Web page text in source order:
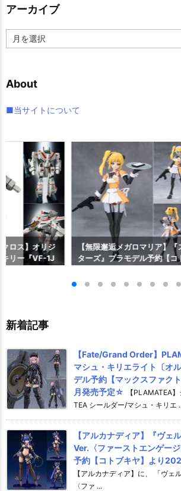
ー
アーカイブ
ー
ブ
About
■当サイトについて
ロス】オリジ
リー『VF-1J
【無限邂逅メガロマリア】『
ターズ』プラモデル予約【コ
予定♪
新着記事
【Fate/Grand Order】
マシュ・キリエライト〔オ
デル予約【マックスファク
月発売予定☆
【PLAMATEA
TEA シールダー/マシュ・キリエ
【アルカナディア】『ヴェ
Ver.〈ファーストエンゲー
予約【コトブキヤ】より
【アルカナディア】に、 「ヴェ
〈ファ ...